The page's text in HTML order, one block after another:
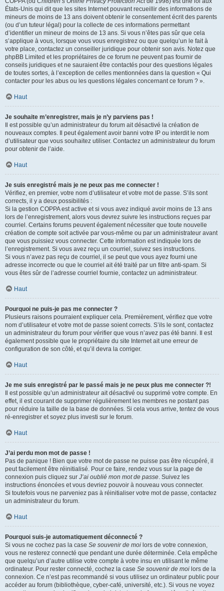
États-Unis qui dit que les sites Internet pouvant recueillir des informations de
mineurs de moins de 13 ans doivent obtenir le consentement écrit des parents
(ou d’un tuteur légal) pour la collecte de ces informations permettant
d’identifier un mineur de moins de 13 ans. Si vous n’êtes pas sûr que cela
s’applique à vous, lorsque vous vous enregistrez ou que quelqu’un le fait à
votre place, contactez un conseiller juridique pour obtenir son avis. Notez que
phpBB Limited et les propriétaires de ce forum ne peuvent pas fournir de
conseils juridiques et ne sauraient être contactés pour des questions légales
de toutes sortes, à l’exception de celles mentionnées dans la question « Qui
contacter pour les abus ou les questions légales concernant ce forum ? ».
Haut
Je souhaite m’enregistrer, mais je n’y parviens pas !
Il est possible qu’un administrateur du forum ait désactivé la création de
nouveaux comptes. Il peut également avoir banni votre IP ou interdit le nom
d’utilisateur que vous souhaitez utiliser. Contactez un administrateur du forum
pour obtenir de l’aide.
Haut
Je suis enregistré mais je ne peux pas me connecter !
Vérifiez, en premier, votre nom d’utilisateur et votre mot de passe. S’ils sont
corrects, il y a deux possibilités :
Si la gestion COPPA est active et si vous avez indiqué avoir moins de 13 ans
lors de l’enregistrement, alors vous devrez suivre les instructions reçues par
courriel. Certains forums peuvent également nécessiter que toute nouvelle
création de compte soit activée par vous-même ou par un administrateur avant
que vous puissiez vous connecter. Cette information est indiquée lors de
l’enregistrement. Si vous avez reçu un courriel, suivez ses instructions.
Si vous n’avez pas reçu de courriel, il se peut que vous ayez fourni une
adresse incorrecte ou que le courriel ait été traité par un filtre anti-spam. Si
vous êtes sûr de l’adresse courriel fournie, contactez un administrateur.
Haut
Pourquoi ne puis-je pas me connecter ?
Plusieurs raisons pourraient expliquer cela. Premièrement, vérifiez que votre
nom d’utilisateur et votre mot de passe soient corrects. S’ils le sont, contactez
un administrateur du forum pour vérifier que vous n’avez pas été banni. Il est
également possible que le propriétaire du site Internet ait une erreur de
configuration de son côté, et qu’il devra la corriger.
Haut
Je me suis enregistré par le passé mais je ne peux plus me connecter ?!
Il est possible qu’un administrateur ait désactivé ou supprimé votre compte. En
effet, il est courant de supprimer régulièrement les membres ne postant pas
pour réduire la taille de la base de données. Si cela vous arrive, tentez de vous
ré-enregistrer et soyez plus investi sur le forum.
Haut
J’ai perdu mon mot de passe !
Pas de panique ! Bien que votre mot de passe ne puisse pas être récupéré, il
peut facilement être réinitialisé. Pour ce faire, rendez vous sur la page de
connexion puis cliquez sur J’ai oublié mon mot de passe. Suivez les
instructions énoncées et vous devriez pouvoir à nouveau vous connecter.
Si toutefois vous ne parveniez pas à réinitialiser votre mot de passe, contactez
un administrateur du forum.
Haut
Pourquoi suis-je automatiquement déconnecté ?
Si vous ne cochez pas la case Se souvenir de moi lors de votre connexion,
vous ne resterez connecté que pendant une durée déterminée. Cela empêche
que quelqu’un d’autre utilise votre compte à votre insu en utilisant le même
ordinateur. Pour rester connecté, cochez la case Se souvenir de moi lors de la
connexion. Ce n’est pas recommandé si vous utilisez un ordinateur public pour
accéder au forum (bibliothèque, cyber-café, université, etc.). Si vous ne voyez